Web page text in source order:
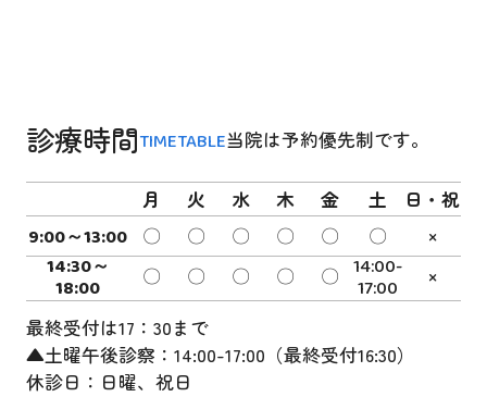
診療時間TIMETABLE当院は予約優先制です。
月 火 水 木 金 土 日・祝
9:00～13:00 〇 〇 〇 〇 〇 〇
×
14:30～
18:00 〇 〇 〇 〇 〇 14:00-
17:00 ×
最終受付は17：30まで
▲土曜午後診察：14:00-17:00（最終受付16:30）
休診日：日曜、祝日